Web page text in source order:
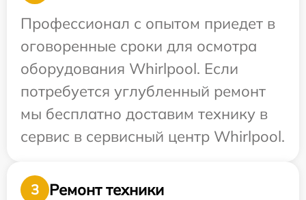
Профессионал с опытом приедет в
оговоренные сроки для осмотра
оборудования Whirlpool. Если
потребуется углубленный ремонт
мы бесплатно доставим технику в
сервис в сервисный центр Whirlpool.
3
Ремонт техники